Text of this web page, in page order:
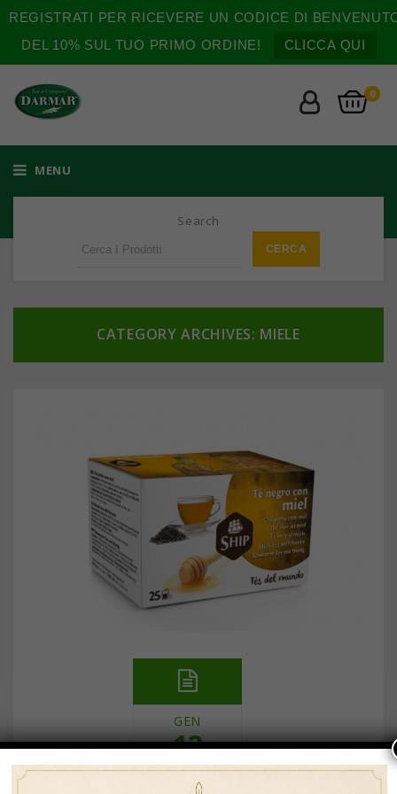
REGISTRATI PER RICEVERE UN CODICE DI
DEL 10% SUL TUO PRIMO ORDINE!
CLICCA QUI
0
MENU
Search
CATEGORY ARCHIVES: MIELE
GEN
12